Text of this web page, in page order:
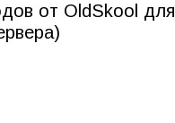
от OldSkool для